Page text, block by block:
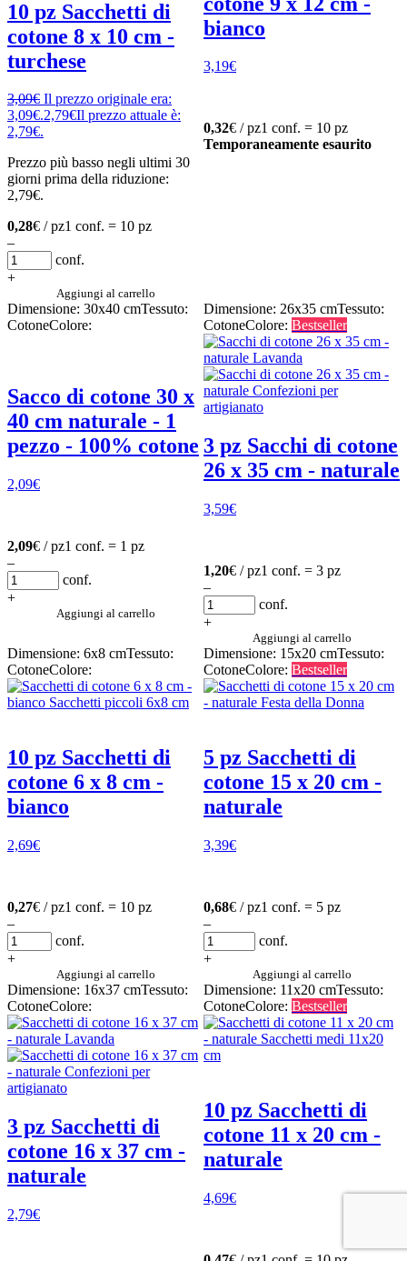
10 pz Sacchetti di
cotone 8 x 10 cm -
turchese
3,09€ Il prezzo originale era:
3,09€.2,79€Il prezzo attuale è:
2,79€.
Prezzo più basso negli ultimi 30
giorni prima della riduzione:
2,79€.
0,28€ / pz1 conf. = 10 pz
–
conf.
+
Aggiungi al carrello
bianco
3,19€
0,32€ / pz1 conf. = 10 pz
Temporaneamente esaurito
Dimensione: 30x40 cmTessuto:
CotoneColore:
Sacco di cotone 30 x
40 cm naturale - 1
pezzo - 100% cotone
2,09€
2,09€ / pz1 conf. = 1 pz
–
conf.
+
Aggiungi al carrello
Dimensione: 26x35 cmTessuto:
CotoneColore: Bestseller
3 pz Sacchi di cotone
26 x 35 cm - naturale
3,59€
1,20€ / pz1 conf. = 3 pz
–
conf.
+
Aggiungi al carrello
Dimensione: 6x8 cmTessuto:
CotoneColore:
10 pz Sacchetti di
cotone 6 x 8 cm -
bianco
2,69€
0,27€ / pz1 conf. = 10 pz
–
conf.
+
Aggiungi al carrello
Dimensione: 15x20 cmTessuto:
CotoneColore: Bestseller
5 pz Sacchetti di
cotone 15 x 20 cm -
naturale
3,39€
0,68€ / pz1 conf. = 5 pz
–
conf.
+
Aggiungi al carrello
Dimensione: 16x37 cmTessuto:
CotoneColore:
3 pz Sacchetti di
cotone 16 x 37 cm -
naturale
2,79€
Dimensione: 11x20 cmTessuto:
CotoneColore: Bestseller
10 pz Sacchetti di
cotone 11 x 20 cm -
naturale
4,69€